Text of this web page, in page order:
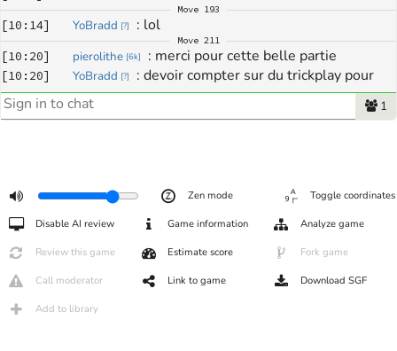
Move 193
[10:14] YoBradd [?] : lol
Move 211
[10:20] pierolithe [6k] : merci pour cette belle partie
[10:20] YoBradd [?] : devoir compter sur du trickplay pour
gagner...
10:22 pierolithe : le combat de rue fait parti du jeu ça
10:23] YoBradd [?] :
là c'est bon je viens de voir le coup qui
10:24] YoBradd
bref.. j'ai trouvé ça naze. Pour moi c'est
pas exploiter les faiblesses de l'autre mais compter sur une
erreur
1
Zen mode Toggle coordinates
Disable AI review Game information Analyze game
Review this game Estimate score Fork game
Call moderator Link to game Download SGF
Add to library